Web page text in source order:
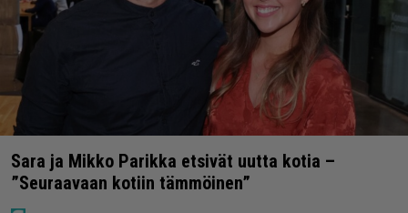
Sara ja Mikko Parikka etsivät uutta kotia –
”Seuraavaan kotiin tämmöinen”